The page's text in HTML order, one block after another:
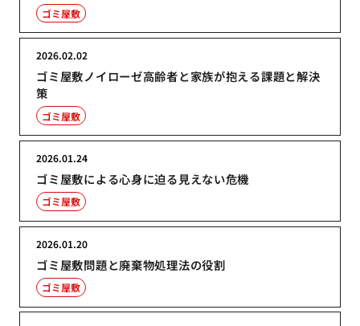
ゴミ屋敷
ゴミ屋敷ノイローゼ高齢者と家族が抱える課題と解決
策
2026.02.02
ゴミ屋敷
ゴミ屋敷による心身に迫る見えない危機
2026.01.24
ゴミ屋敷
ゴミ屋敷問題と廃棄物処理法の役割
2026.01.20
ゴミ屋敷